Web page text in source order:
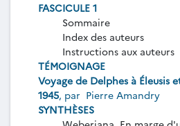
FASCICULE 1
Sommaire
Index des auteurs
Instructions aux auteurs
TÉMOIGNAGE
Voyage de Delphes à Éleusis
1945, par Pierre Amandry
SYNTHÈSES